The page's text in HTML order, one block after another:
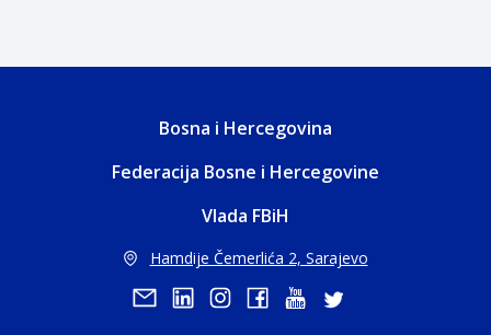
Bosna i Hercegovina
Federacija Bosne i Hercegovine
Vlada FBiH
Hamdije Čemerlića 2, Sarajevo